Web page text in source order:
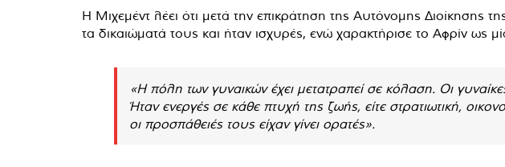
Η Μιχεμέντ λέει ότι μετά την επικράτηση της Αυτόνομης Διοίκησης
τα δικαιώματά τους και ήταν ισχυρές, ενώ χαρακτήρισε το Αφρίν ως
«Η πόλη των γυναικών έχει μετατραπεί σε κόλαση. Οι
Ήταν ενεργές σε κάθε πτυχή της ζωής, είτε στρατιωτική,
οι προσπάθειές τους είχαν γίνει ορατές».